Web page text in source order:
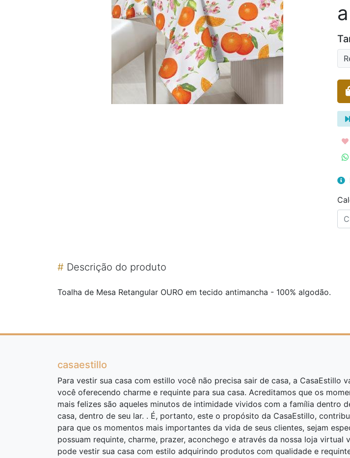
# Descrição do produto
Toalha de Mesa Retangular OURO em tecido antimancha - 100% algodão.
casaestillo
Para vestir sua casa com estillo você não precisa sair de casa, a CasaEstillo
você oferecendo charme e requinte para sua casa. Acreditamos que os
mais felizes são aqueles minutos de intimidade vividos com a família dentro
casa, dentro de seu lar. . É, portanto, este o propósito da CasaEstillo,
para que os momentos mais importantes da vida de seus clientes, sejam
possuam requinte, charme, prazer, aconchego e através da nossa loja virtual
pode vestir sua casa com estilo adquirindo produtos com qualidade e